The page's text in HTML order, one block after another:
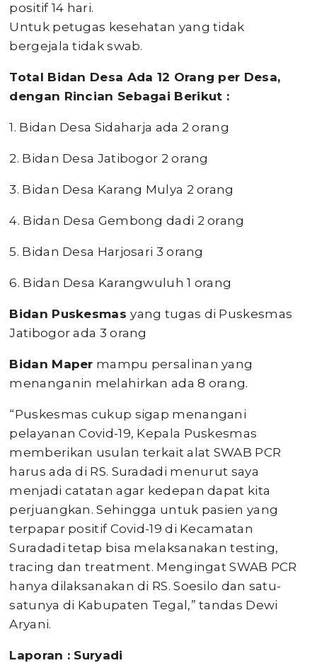
positif 14 hari.
Untuk petugas kesehatan yang tidak
bergejala tidak swab.
Total Bidan Desa Ada 12 Orang per Desa,
dengan Rincian Sebagai Berikut :
1. Bidan Desa Sidaharja ada 2 orang
2. Bidan Desa Jatibogor 2 orang
3. Bidan Desa Karang Mulya 2 orang
4. Bidan Desa Gembong dadi 2 orang
5. Bidan Desa Harjosari 3 orang
6. Bidan Desa Karangwuluh 1 orang
Bidan Puskesmasyang tugas di Puskesmas
Jatibogor ada 3 orang
Bidan Maper mampu persalinan yang
menanganin melahirkan ada 8 orang.
“Puskesmas cukup sigap menangani
pelayanan Covid-19, Kepala Puskesmas
memberikan usulan terkait alat SWAB PCR
harus ada di RS. Suradadi menurut saya
menjadi catatan agar kedepan dapat kita
perjuangkan. Sehingga untuk pasien yang
terpapar positif Covid-19 di Kecamatan
Suradadi tetap bisa melaksanakan testing,
tracing dan treatment. Mengingat SWAB PCR
hanya dilaksanakan di RS. Soesilo dan satu-
satunya di Kabupaten Tegal,” tandas Dewi
Aryani.
Laporan : Suryadi